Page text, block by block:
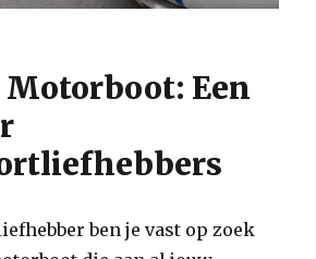
Motorboot: Een
ben je vast op zoek